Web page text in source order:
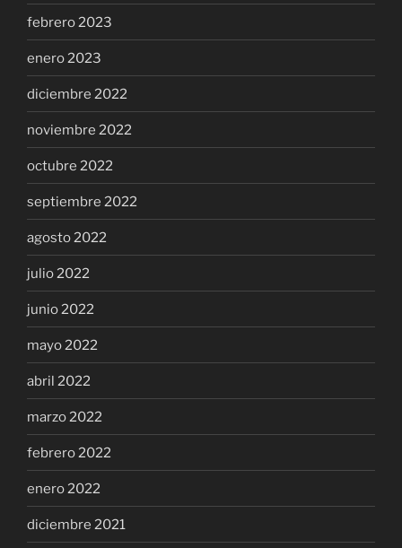
febrero 2023
enero 2023
diciembre 2022
noviembre 2022
octubre 2022
septiembre 2022
agosto 2022
julio 2022
junio 2022
mayo 2022
abril 2022
marzo 2022
febrero 2022
enero 2022
diciembre 2021